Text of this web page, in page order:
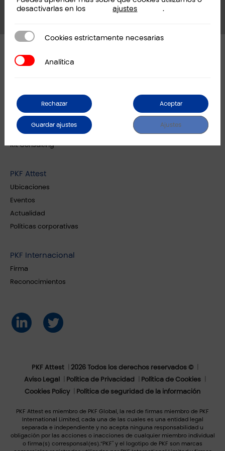
Casos de éxito
Partner
Talento
Kit Consulting
PKF Attest
Ubicaciones
Eventos
Actualidad
Políticas corporativas
PKF Internacional
Firma
Reconocimientos
PKF Attest
2026 Todos los derechos reservados ©
Aviso Legal
Política de Privacidad
Política de Cookies
Cookies Policy
Política de seguridad de la información
PKF Attest es miembro de PKF Global, la red de firmas miembro de PKF
International Limited, cada una de las cuales es una entidad legal
separada e independiente y no acepta ninguna responsabilidad u
obligación por las acciones o inacciones de cualquier miembro individual
o firma(s) corresponsal(es).“PKF" y el logotipo de PKF son marcas
desactivarlas en los
ajustes .
Cookies estrictamente necesarias
Cookies estrictamente necesarias
AnalíticaAnalítica
Aceptar
Rechazar
Ajustes
Guardar ajustes